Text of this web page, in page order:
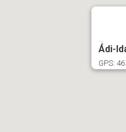
Ádi-
GPS: